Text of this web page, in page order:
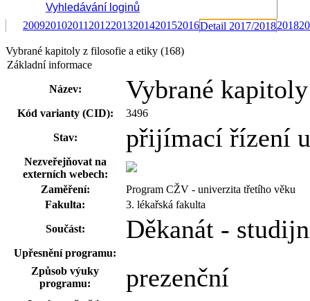
Vyhledávání loginů
200920102011 20122013201420152016Detail 2017/20182018
Vybrané kapitoly z filosofie a etiky (168)
Základní informace
Název: Vybrané
Kód varianty (CID): 3496
Stav: přijímací řízení
Nezveřejňovat na
externích webech:
Zaměření:
Program CŽV - univerzita třetího věku
Fakulta:
3. lékařská fakulta
Součást: Děkanát -
Upřesnění programu:
Způsob výuky
programu:
prezenční